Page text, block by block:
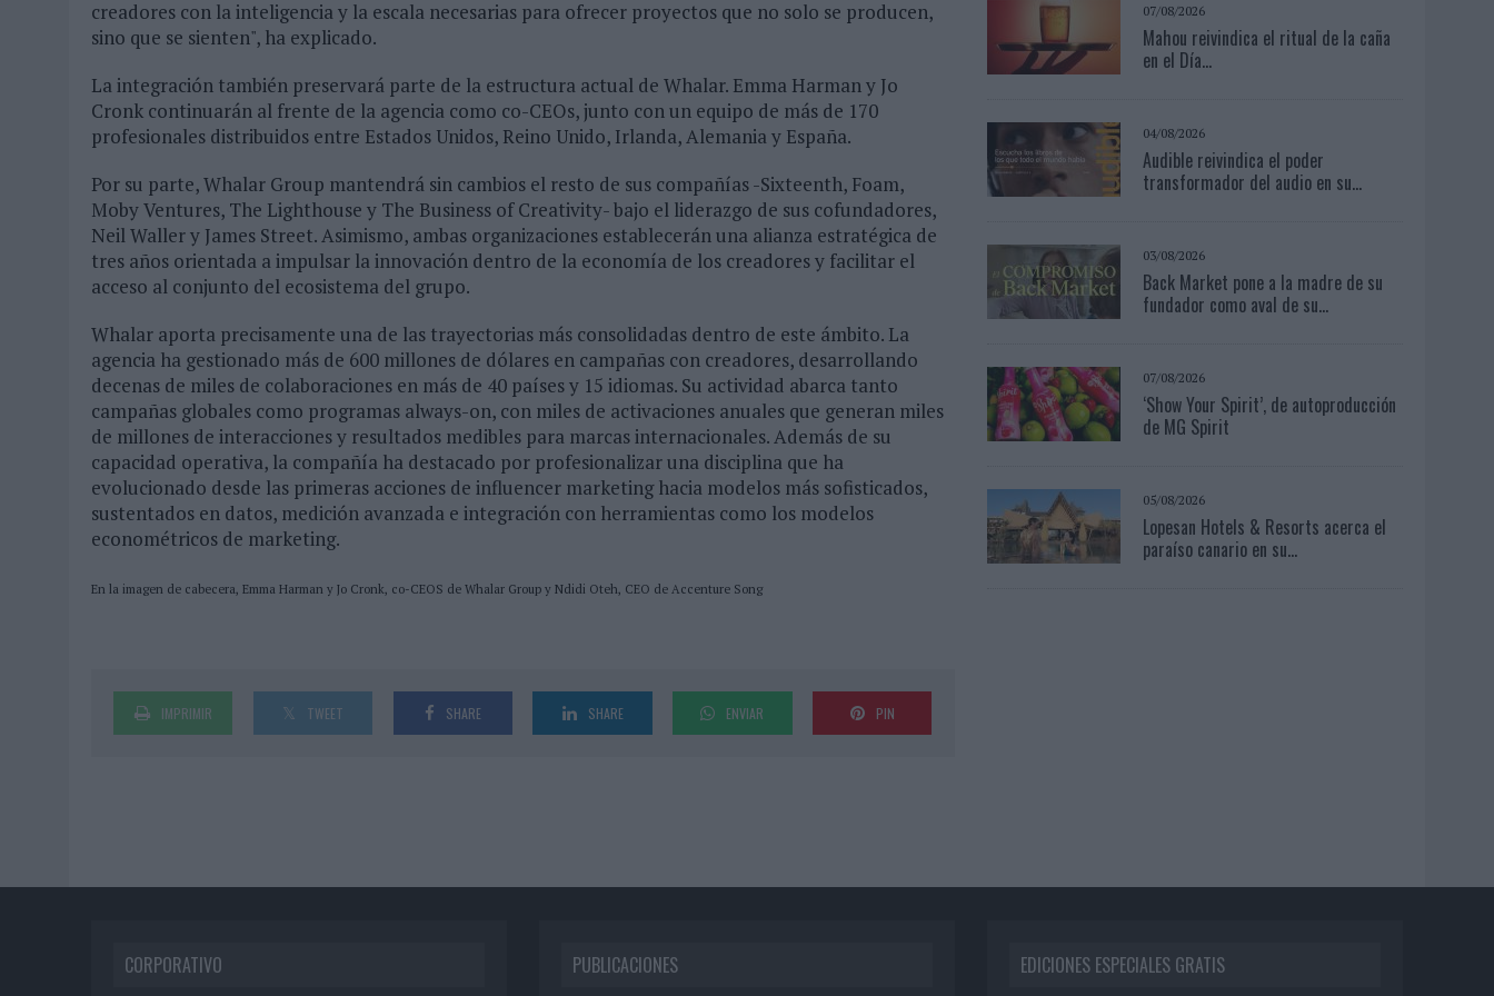
creadores con la inteligencia y la escala necesarias para ofrecer proyectos que no solo se producen,
sino que se sienten", ha explicado.
La integración también preservará parte de la estructura actual de Whalar. Emma Harman y Jo
Cronk continuarán al frente de la agencia como co-CEOs, junto con un equipo de más de 170
profesionales distribuidos entre Estados Unidos, Reino Unido, Irlanda, Alemania y España.
Por su parte, Whalar Group mantendrá sin cambios el resto de sus compañías -Sixteenth, Foam,
Moby Ventures, The Lighthouse y The Business of Creativity- bajo el liderazgo de sus cofundadores,
Neil Waller y James Street. Asimismo, ambas organizaciones establecerán una alianza estratégica de
tres años orientada a impulsar la innovación dentro de la economía de los creadores y facilitar el
acceso al conjunto del ecosistema del grupo.
Whalar aporta precisamente una de las trayectorias más consolidadas dentro de este ámbito. La
agencia ha gestionado más de 600 millones de dólares en campañas con creadores, desarrollando
decenas de miles de colaboraciones en más de 40 países y 15 idiomas. Su actividad abarca tanto
campañas globales como programas always-on, con miles de activaciones anuales que generan miles
de millones de interacciones y resultados medibles para marcas internacionales. Además de su
capacidad operativa, la compañía ha destacado por profesionalizar una disciplina que ha
evolucionado desde las primeras acciones de influencer marketing hacia modelos más sofisticados,
sustentados en datos, medición avanzada e integración con herramientas como los modelos
econométricos de marketing.
En la imagen de cabecera, Emma Harman y Jo Cronk, co-CEOS de Whalar Group y Ndidi Oteh, CEO de Accenture Song
IMPRIMIR TWEET SHARE SHARE ENVIAR PIN
07/08/2026
Mahou reivindica el ritual de la caña
en el Día...
04/08/2026
Audible reivindica el poder
transformador del audio en su...
03/08/2026
Back Market pone a la madre de su
fundador como aval de su...
07/08/2026
‘Show Your Spirit’, de autoproducción
de MG Spirit
05/08/2026
Lopesan Hotels & Resorts acerca el
paraíso canario en su...
CORPORATIVO PUBLICACIONES EDICIONES ESPECIALES GRATIS